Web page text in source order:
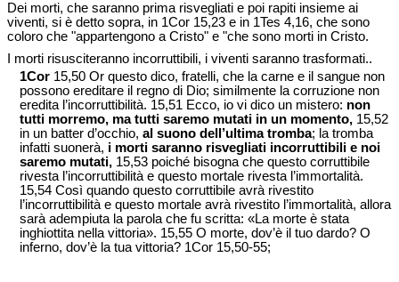
Dei morti, che saranno prima risvegliati e poi rapiti insieme ai
viventi, si è detto sopra, in 1Cor 15,23 e in 1Tes 4,16, che sono
coloro che "appartengono a Cristo" e "che sono morti in Cristo.
I morti risusciteranno incorruttibili, i viventi saranno trasformati..
1Cor 15,50 Or questo dico, fratelli, che la carne e il sangue non
possono ereditare il regno di Dio; similmente la corruzione non
eredita l’incorruttibilità. 15,51 Ecco, io vi dico un mistero: non
tutti morremo, ma tutti saremo mutati in un momento, 15,52
in un batter d’occhio, al suono dell’ultima tromba; la tromba
infatti suonerà, i morti saranno risvegliati incorruttibili e noi
saremo mutati, 15,53 poiché bisogna che questo corruttibile
rivesta l’incorruttibilità e questo mortale rivesta l’immortalità.
15,54 Così quando questo corruttibile avrà rivestito
l’incorruttibilità e questo mortale avrà rivestito l’immortalità, allora
sarà adempiuta la parola che fu scritta: «La morte è stata
inghiottita nella vittoria». 15,55 O morte, dov’è il tuo dardo? O
inferno, dov’è la tua vittoria? 1Cor 15,50-55;